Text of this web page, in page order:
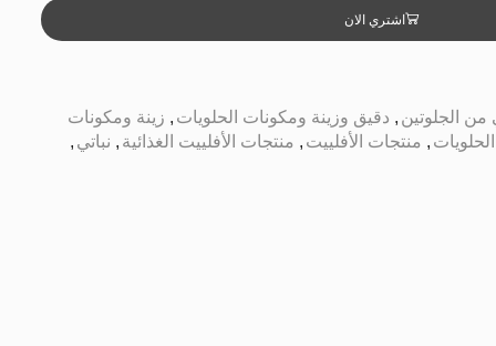
اشتري الان
من الجلوتين , دقيق وزينة ومكونات الحلويات , زينة ومكونات
, منتجات الأفلييت , منتجات الأفلييت الغذائية , نباتي ,